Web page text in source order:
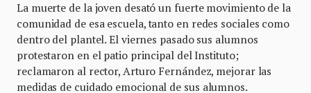
La muerte de la joven desató un fuerte movimiento de la
comunidad de esa escuela, tanto en redes sociales como
dentro del plantel. El viernes pasado sus alumnos
protestaron en el patio principal del Instituto;
reclamaron al rector, Arturo Fernández, mejorar las
medidas de cuidado emocional de sus alumnos.